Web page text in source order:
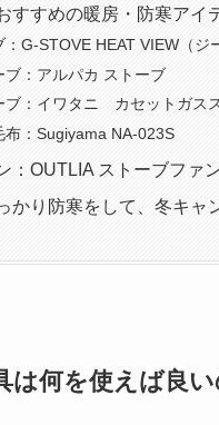
すすめの暖房・防寒アイ
G-STOVE HEAT VIEW（ジ
ブ：アルパカ ストーブ
ブ：イワタニ カセットガス
布：Sugiyama NA-023S
：OUTLIA ストーブファ
かり防寒をして、冬キャ
は何を使えば良